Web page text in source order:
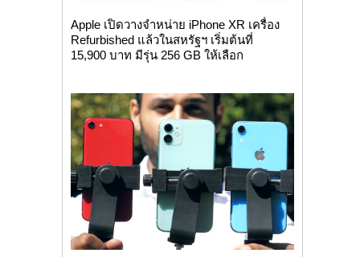
Apple เปิดวางจำหน่าย iPhone XR เครื่อง
Refurbished แล้วในสหรัฐฯ เริ่มต้นที่
15,900 บาท มีรุ่น 256 GB ให้เลือก